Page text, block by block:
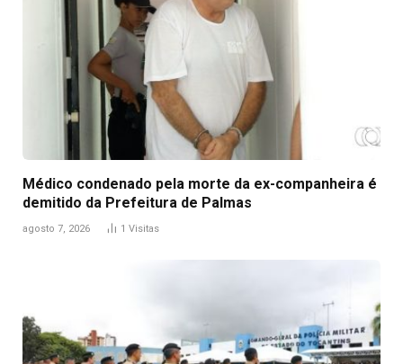
Médico condenado pela morte da ex-companheira é
demitido da Prefeitura de Palmas
agosto 7, 2026 1 Visitas